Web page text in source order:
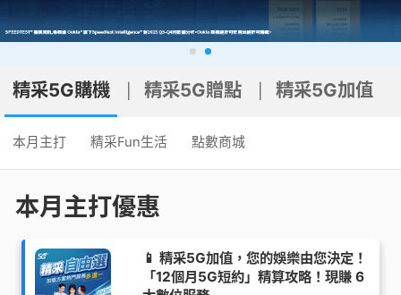
帳單繳費
我的帳號
精采5G購機 精采5G贈點 精采5G加值
本月主打 精采Fun生活 點數商城
本月主打優惠
MagiWatch 歡樂 Go 一夏！暑期限
定「小小兵」好禮三重送☀️